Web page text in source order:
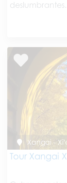
deslumbrantes.
Xangai -
Tour Xangai